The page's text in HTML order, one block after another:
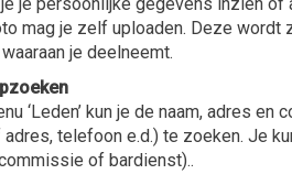
mag je zelf uploaden. Deze wordt
je deelneemt.
‘Leden’ kun je de naam, adres
adres, telefoon e.d.) te zoeken. Je
of bardienst)..